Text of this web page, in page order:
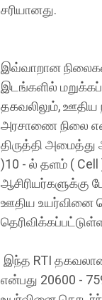
சரியானது.
இவ்வாறான
இடங்களில்
தகவலிலும், ஊதிய
அரசாணை நிலை
திருத்தி
)10 - ல் தளம் (
ஆசிரியர்களுக்கு
ஊதிய உயர்வினை
இந்த RTI
என்பது 20600 -